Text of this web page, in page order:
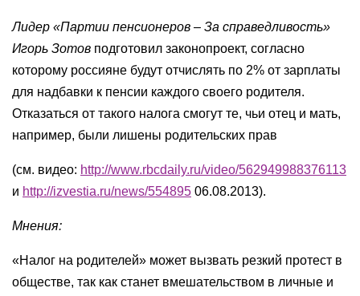
Лидер «Партии пенсионеров – За справедливость»
Игорь Зотов подготовил законопроект, согласно
которому россияне будут отчислять по 2% от зарплаты
для надбавки к пенсии каждого своего родителя.
Отказаться от такого налога смогут те, чьи отец и мать,
например, были лишены родительских прав
(см. видео: http://www.rbcdaily.ru/video/562949988376113
и http://izvestia.ru/news/554895 06.08.2013).
Мнения:
«Налог на родителей» может вызвать резкий протест в
обществе, так как станет вмешательством в личные и